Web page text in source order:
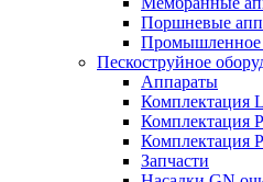
Поршневые
Промышленное
Пескоструйное
Аппараты
Комплектация
Комплектация
Комплектация
Запчасти